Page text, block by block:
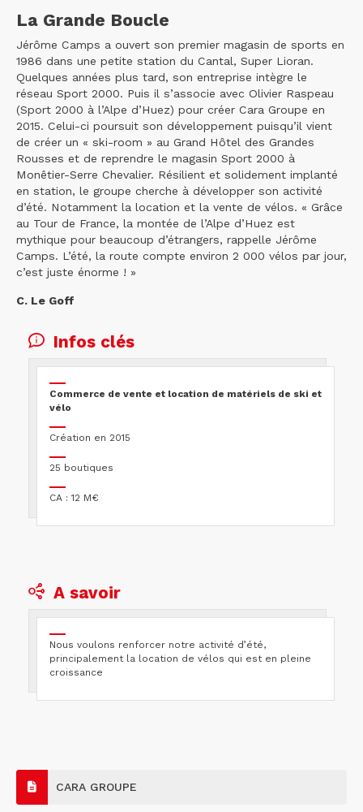
La Grande Boucle
Jérôme Camps a ouvert son premier magasin de sports en
1986 dans une petite station du Cantal, Super Lioran.
Quelques années plus tard, son entreprise intègre le
réseau Sport 2000. Puis il s’associe avec Olivier Raspeau
(Sport 2000 à l’Alpe d’Huez) pour créer Cara Groupe en
2015. Celui-ci poursuit son développement puisqu’il vient
de créer un « ski-room » au Grand Hôtel des Grandes
Rousses et de reprendre le magasin Sport 2000 à
Monêtier-Serre Chevalier. Résilient et solidement implanté
en station, le groupe cherche à développer son activité
d’été. Notamment la location et la vente de vélos. « Grâce
au Tour de France, la montée de l’Alpe d’Huez est
mythique pour beaucoup d’étrangers, rappelle Jérôme
Camps. L’été, la route compte environ 2 000 vélos par jour,
c’est juste énorme ! »
C. Le Goff
Infos clés
Commerce de vente et location de matériels de ski et
vélo
Création en 2015
25 boutiques
CA : 12 M€
A savoir
Nous voulons renforcer notre activité d’été,
principalement la location de vélos qui est en pleine
croissance
CARA GROUPE